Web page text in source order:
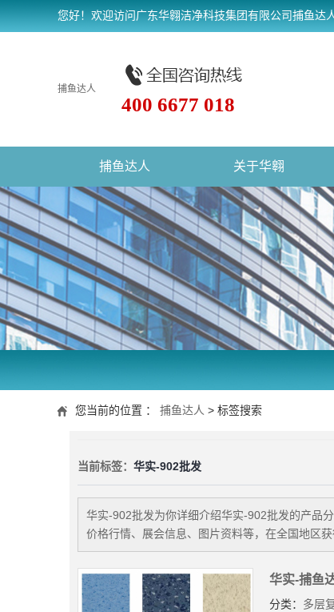
您好！欢迎访问广东华翱洁净科技集团有限公司捕鱼达
捕鱼达人
400 6677 018
捕鱼达人 关于华翱
您当前的位置 ： 捕鱼达人 > 标签搜索
当前标签： 华实-902批发
华实-902批发为你详细介绍华实-902批发的产品
价格行情、展会信息、图片资料等，在全国地区
华实-捕鱼
分类： 多层